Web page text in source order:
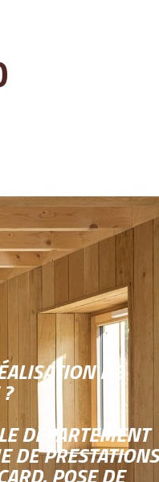
DE
DÉPARTEMENT
DE PRESTATIONS